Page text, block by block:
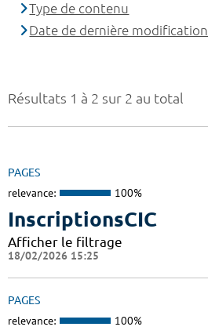
Résultats 1 à 2 sur 2 au total
PAGES
relevance: 100%
InscriptionsCIC
Afficher le filtrage
18/02/2026 15:25
PAGES
relevance: 100%
Type de contenu
Date de dernière modification